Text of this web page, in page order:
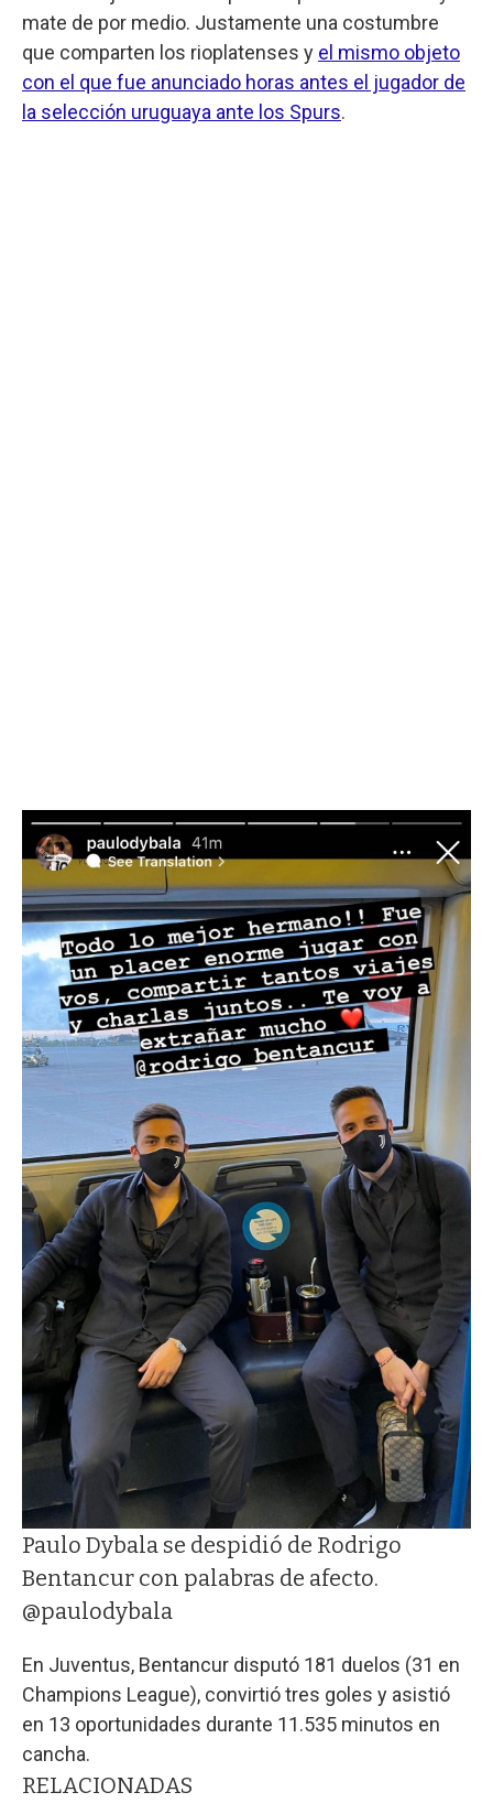
mate de por medio. Justamente una costumbre
que comparten los rioplatenses y el mismo objeto
con el que fue anunciado horas antes el jugador de
la selección uruguaya ante los Spurs.
Paulo Dybala se despidió de Rodrigo
Bentancur con palabras de afecto.
@paulodybala
En Juventus, Bentancur disputó 181 duelos (31 en
Champions League), convirtió tres goles y asistió
en 13 oportunidades durante 11.535 minutos en
cancha.
RELACIONADAS